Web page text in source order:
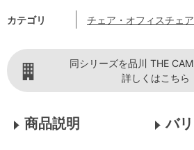
カテゴリ チェア・オフィスチェア
同シリーズを品川 THE
詳しくはこちら
商品説明 バ